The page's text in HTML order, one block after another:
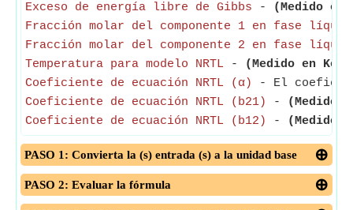
Exceso de energía libre de Gibbs -
(Medido en
Fracción molar del componente 1 en fase
Fracción molar del componente 2 en fase
Temperatura para modelo NRTL -
(Medido en
Coeficiente de ecuación NRTL (α)
- El
Coeficiente de ecuación NRTL (b21)
-
(Medido
Coeficiente de ecuación NRTL (b12)
- (Medido
PASO 1: Convierta la (s) entrada (s) a la unidad base
PASO 2: Evaluar la fórmula